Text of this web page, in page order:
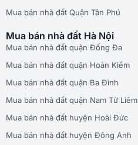
Mua bán nhà đất Quận Tân Phú
Mua bán nhà đất Hà Nội
Mua bán nhà đất quận Đống Đa
Mua bán nhà đất quận Hoàn Kiếm
Mua bán nhà đất quận Ba Đình
Mua bán nhà đất quận Nam Từ Liêm
Mua bán nhà đất huyện Hoài Đức
Mua bán nhà đất huyện Đông Anh